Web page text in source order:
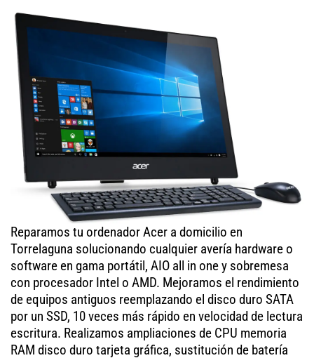
Reparamos tu ordenador Acer a domicilio en
Torrelaguna solucionando cualquier avería hardware o
software en gama portátil, AIO all in one y sobremesa
con procesador Intel o AMD. Mejoramos el rendimiento
de equipos antiguos reemplazando el disco duro SATA
por un SSD, 10 veces más rápido en velocidad de lectura
escritura. Realizamos ampliaciones de CPU memoria
RAM disco duro tarjeta gráfica, sustitución de batería